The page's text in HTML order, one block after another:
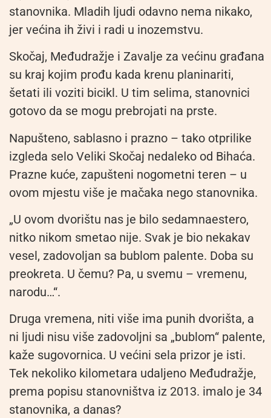
stanovnika. Mladih ljudi odavno nema nikako,
jer većina ih živi i radi u inozemstvu.
Skočaj, Međudražje i Zavalje za većinu građana
su kraj kojim prođu kada krenu planinariti,
šetati ili voziti bicikl. U tim selima, stanovnici
gotovo da se mogu prebrojati na prste.
Napušteno, sablasno i prazno – tako otprilike
izgleda selo Veliki Skočaj nedaleko od Bihaća.
Prazne kuće, zapušteni nogometni teren – u
ovom mjestu više je mačaka nego stanovnika.
„U ovom dvorištu nas je bilo sedamnaestero,
nitko nikom smetao nije. Svak je bio nekakav
vesel, zadovoljan sa bublom palente. Doba su
preokreta. U čemu? Pa, u svemu – vremenu,
narodu…“.
Druga vremena, niti više ima punih dvorišta, a
ni ljudi nisu više zadovoljni sa „bublom“ palente,
kaže sugovornica. U većini sela prizor je isti.
Tek nekoliko kilometara udaljeno Međudražje,
prema popisu stanovništva iz 2013. imalo je 34
stanovnika, a danas?